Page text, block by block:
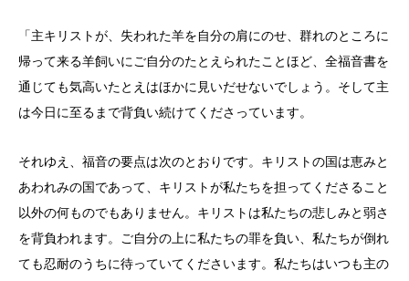
「主キリストが、失われた羊を自分の肩にのせ、群れのところに
帰って来る羊飼いにご自分のたとえられたことほど、全福音書を
通じても気高いたとえはほかに見いだせないでしょう。そして主
は今日に至るまで背負い続けてくださっています。
それゆえ、福音の要点は次のとおりです。キリストの国は恵みと
あわれみの国であって、キリストが私たちを担ってくださること
以外の何ものでもありません。キリストは私たちの悲しみと弱さ
を背負われます。ご自分の上に私たちの罪を負い、私たちが倒れ
ても忍耐のうちに待っていてくださいます。私たちはいつも主の